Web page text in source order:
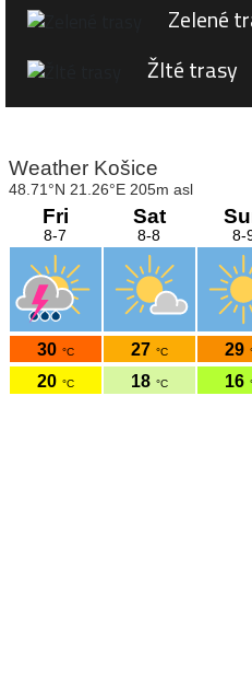
Zelené
Žlté trasy